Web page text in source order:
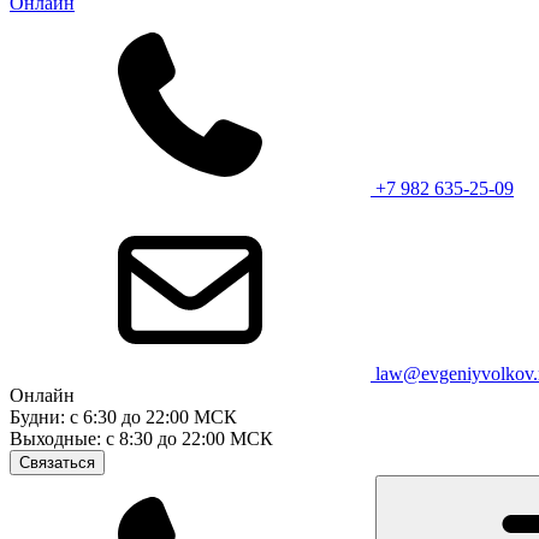
+7 982 635-25-09
Онлайн
Будни: с 6:30 до 22:00 МСК
Выходные: с 8:30 до 22:00 МСК
Связаться